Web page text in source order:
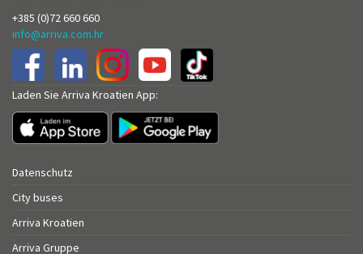
+385 (0)72 660 660
info@arriva.com.hr
Laden Sie Arriva Kroatien App:
Datenschutz
City buses
Arriva Kroatien
Arriva Gruppe